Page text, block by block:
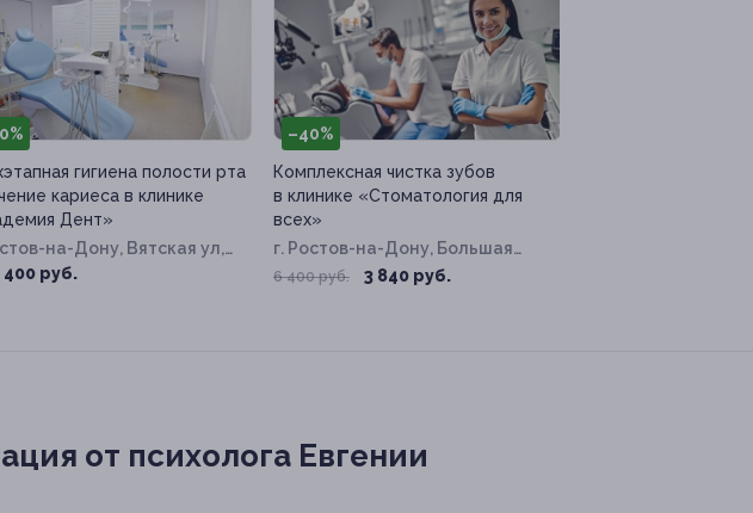
гигиена полости рта
кариеса в клинике
Дент»
на-Дону, Вятская ул,
400 руб.
–40%
Комплексная чистка зубов
в клинике «Стоматология для
всех»
г. Ростов-на-Дону, Большая
Садовая ул, д. 128
6 400 руб. 3 840 руб.
от психолога Евгении